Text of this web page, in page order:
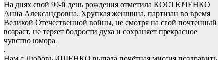
На днях свой 90-й день рождения отметила КОСТЮЧЕНКО
Анна Александровна. Хрупкая женщина, партизан во время
Великой Отечественной войны, не смотря на свой почтенный
возраст, не теряет бодрости духа и сохраняет прекрасное
чувство юмора.
.